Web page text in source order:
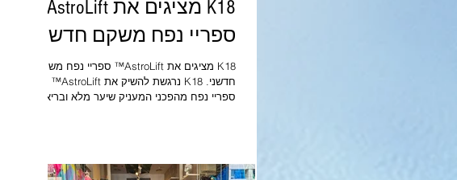
ספריי נפח משקם חדשני.
K18 מציגים את AstroLift™ ספריי נפח משקם
חדשני. K18 נרגשת להשיק את AstroLift™
ספריי נפח מהפכני המעניק שיער מלא ובריא
K18PEPTIDE™ הרשום כפטנט.